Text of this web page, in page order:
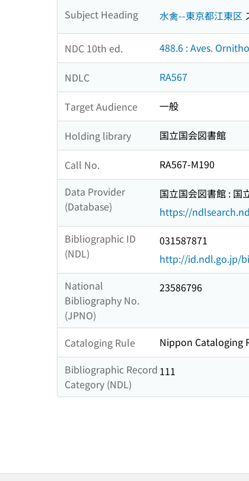
Subject Heading 水禽--東京都江東区
NDC 10th ed. 488.6 : Aves.
NDLC RA567
Target Audience 一般
Holding library 国立国会図書館
Call No.
RA567-M190
Data Provider
(Database)
国立国会図書館 : 国
https://
Bibliographic ID
(NDL)
031587871
http://id.ndl.go.jp/
National
Bibliography No.
(JPNO)
23586796
Cataloging Rule
Nippon Cataloging
Bibliographic Record
Category (NDL)
111